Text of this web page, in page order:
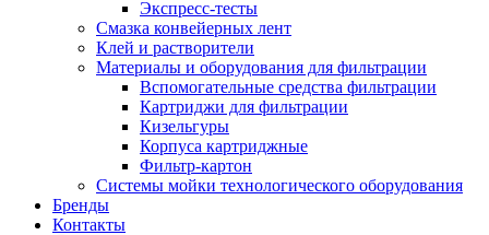
Экспресс-тесты
Cмазка конвейерных лент
Клей и растворители
Материалы и оборудования для фильтрации
Вспомогательные средства фильтрации
Картриджи для фильтрации
Кизельгуры
Корпуса картриджные
Фильтр-картон
Системы мойки технологического оборудования
Бренды
Контакты